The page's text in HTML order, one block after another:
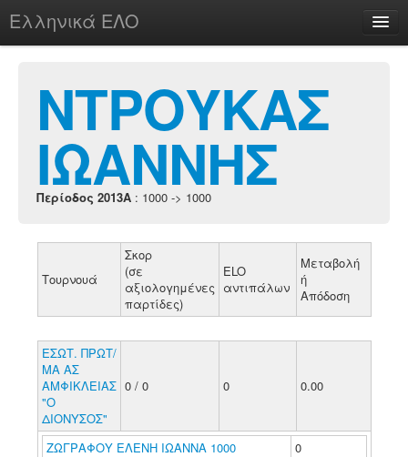
Ελληνικά ΕΛΟ
chesstu.be @ discord
Login
ΝΤΡΟΥΚΑΣ
ΙΩΑΝΝΗΣ
Περίοδος 2013A : 1000 -> 1000
Τουρνουά
Σκορ
(σε
αξιολογημένες
παρτίδες)
ELO
αντιπάλων
Μεταβολή
ή
Απόδοση
ΕΣΩΤ. ΠΡΩΤ/
ΜΑ ΑΣ
ΑΜΦΙΚΛΕΙΑΣ
"Ο
ΔΙΟΝΥΣΟΣ"
0 / 0 0 0.00
ΖΩΓΡΑΦΟΥ ΕΛΕΝΗ ΙΩΑΝΝΑ 1000
0